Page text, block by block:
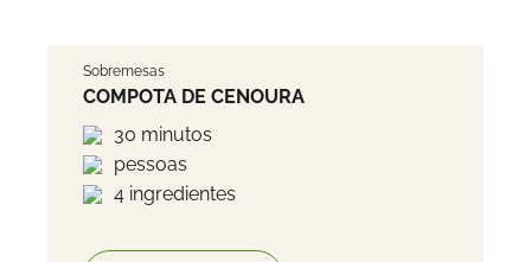
Sobremesas
COMPOTA DE CENOURA
30 minutos
pessoas
4 ingredientes